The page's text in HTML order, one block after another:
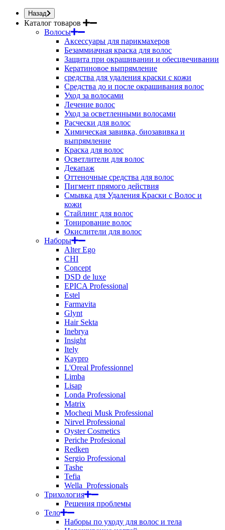
Назад
Каталог товаров
Волосы
Аксессуары для парикмахеров
Безаммиачная краска для волос
Защита при окрашивании и обесцвечивании
Кератиновое выпрямление
средства для удаления краски с кожи
Средства до и после окрашивания волос
Уход за волосами
Лечение волос
Уход за осветленными волосами
Расчески для волос
Химическая завивка, биозавивка и
выпрямление
Краска для волос
Осветлители для волос
Декапаж
Оттеночные средства для волос
Пигмент прямого действия
Смывка для Удаления Краски с Волос и
кожи
Стайлинг для волос
Тонирование волос
Окислители для волос
Наборы
Alter Ego
CHI
Concept
DSD de luxe
EPICA Professional
Estel
Farmavita
Glynt
Hair Sekta
Inebrya
Insight
Itely
Kaypro
L'Oreal Professionnel
Limba
Lisap
Londa Professional
Matrix
Mocheqi Musk Professional
Nirvel Professional
Oyster Cosmetics
Periche Profesional
Redken
Sergio Professional
Tashe
Tefia
Wella_Professionals
Трихология
Решения проблемы
Тело
Наборы по уходу для волос и тела